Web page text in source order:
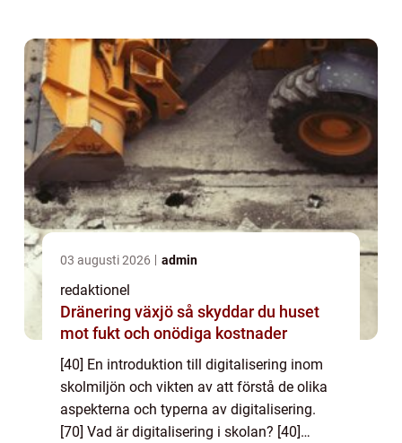
03 augusti 2026 admin
redaktionel
Dränering växjö så skyddar du huset
mot fukt och onödiga kostnader
[40] En introduktion till digitalisering inom
skolmiljön och vikten av att förstå de olika
aspekterna och typerna av digitalisering.
[70] Vad är digitalisering i skolan? [40]